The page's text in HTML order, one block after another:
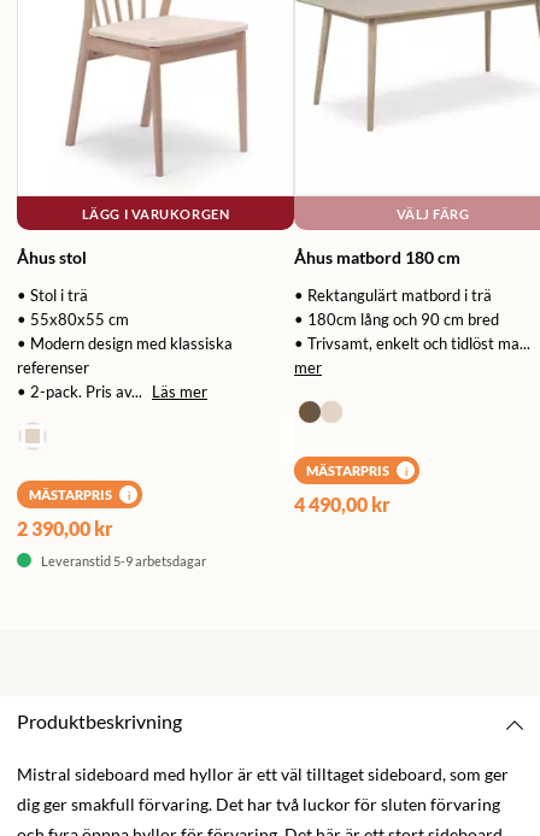
LÄGG I VARUKORGEN
Åhus stol
• Stol i trä
• 55x80x55 cm
• Modern design med klassiska
referenser
• 2-pack. Pris av...
Läs mer
MÄSTARPRIS i
2 390,00 kr
Leveranstid 5-9 arbetsdagar
VÄLJ FÄRG
Åhus matbord 180 cm
• Rektangulärt matbord i trä
• 180cm lång och 90 cm bred
• Trivsamt, enkelt och tidlöst ma...
mer
MÄSTARPRIS i
4 490,00 kr
Produktbeskrivning
Mistral sideboard med hyllor är ett väl tilltaget sideboard, som ger
dig ger smakfull förvaring. Det har två luckor för sluten förvaring